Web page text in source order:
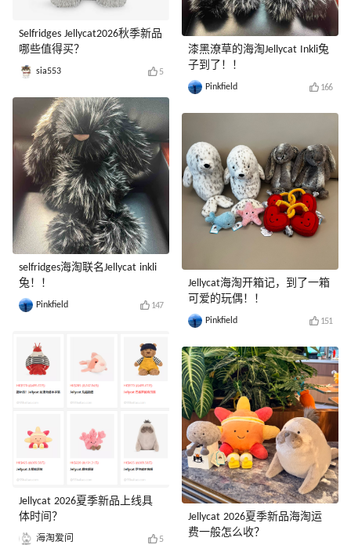
Selfridges Jellycat2026秋季新品
哪些值得买？
sia553 5
selfridges海淘联名Jellycat inkli
兔！！
Pinkfield 147
Jellycat 2026夏季新品上线具
体时间？
海淘爱问 5
漆黑潦草的海淘Jellycat Inkli兔
子到了！！
Pinkfield 166
Jellycat海淘开箱记，到了一箱
可爱的玩偶！！
Pinkfield 151
Jellycat 2026夏季新品海淘运
费一般怎么收？